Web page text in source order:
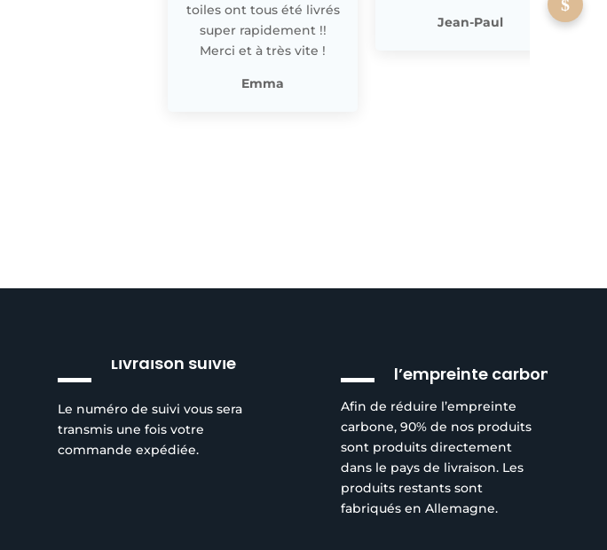
toiles ont tous été livrés
super rapidement !!
Merci et à très vite !
Emma
Jean-Paul
Livraison suivie
Le numéro de suivi vous sera
transmis une fois votre
commande expédiée.
l’empreinte carbone
Afin de réduire l’empreinte
carbone, 90% de nos produits
sont produits directement
dans le pays de livraison. Les
produits restants sont
fabriqués en Allemagne.